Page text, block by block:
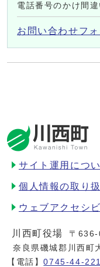
電話番号のかけ間
お問い合わせフォ
サイト運用につ
個人情報の取り
ウェブアクセシ
川西町役場
〒
奈良県磯城郡川西町
【電話】0745-44-